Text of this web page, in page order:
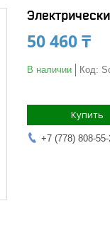
50 460 ₸
В наличии Код:
Купить
+7 (778) 808-